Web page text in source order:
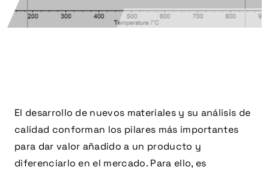
El desarrollo de nuevos materiales y su análisis de
calidad conforman los pilares más importantes
para dar valor añadido a un producto y
diferenciarlo en el mercado. Para ello, es